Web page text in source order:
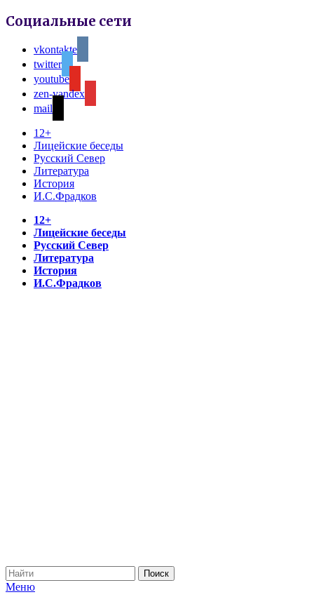
Социальные сети
vkontakte
twitter
youtube
zen-yandex
mail
12+
Лицейские беседы
Русский Север
Литература
История
И.С.Фрадков
12+
Лицейские беседы
Русский Север
Литература
История
И.С.Фрадков
Меню